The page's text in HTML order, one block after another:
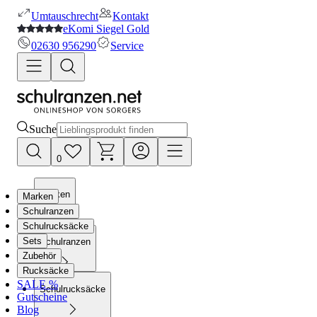
Umtauschrecht
Kontakt
eKomi Siegel Gold
02630 956290
Service
Suche
0
Marken
Schulranzen
Schulrucksäcke
Marken
Schulranzen
Schulrucksäcke
Sets
Zubehör
Rucksäcke
SALE %
Gutscheine
Blog